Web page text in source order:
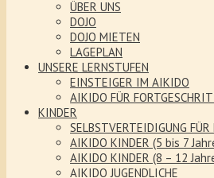
ÜBER UNS
DOJO
DOJO MIETEN
LAGEPLAN
UNSERE LERNSTUFEN
EINSTEIGER IM AIKIDO
AIKIDO FÜR
KINDER
SELBSTVERTEIDIGUNG FÜR
AIKIDO KINDER (5 bis 7
AIKIDO KINDER (8 – 12
AIKIDO JUGENDLICHE